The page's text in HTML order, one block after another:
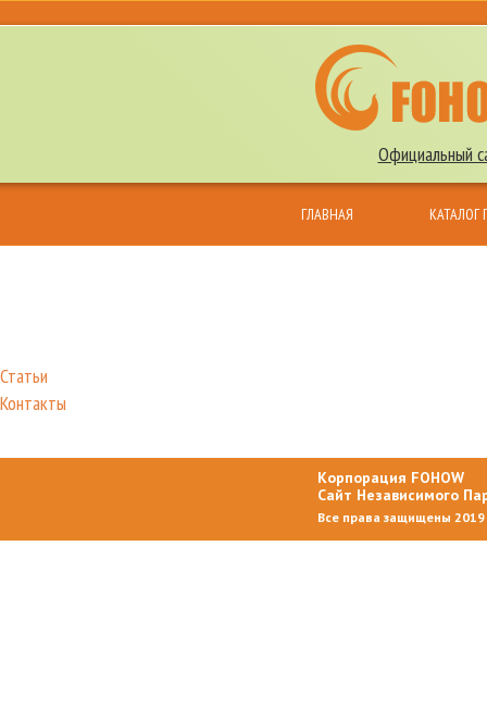
Официальный
ГЛАВНАЯ
Статьи
Контакты
Корпорация FOHOW
Сайт Независимого
Все права защищены 2019